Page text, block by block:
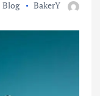
BakerY
Blog